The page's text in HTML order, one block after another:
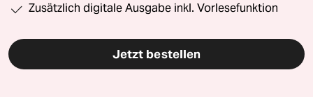
Zusätzlich digitale Ausgabe inkl. Vorlesefunktion
Jetzt bestellen